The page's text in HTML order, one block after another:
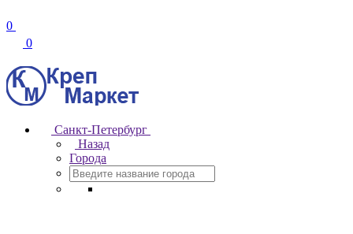
0
0
Санкт-Петербург
Назад
Города